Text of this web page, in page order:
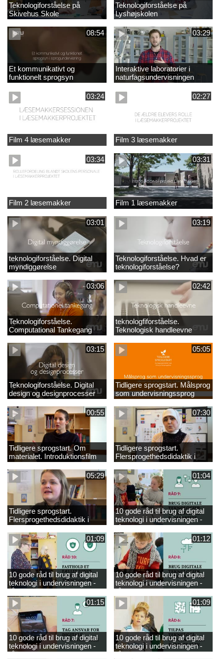
Teknologiforståelse på
Skivehus Skole
Teknologiforståelse på
Lyshøjskolen
08:54
Et kommunikativt og
funktionelt sprogsyn
03:29
Interaktive laboratorier i
naturfagsundervisningen
03:24
Film 4 læsemakker
02:27
Film 3 læsemakker
03:34
Film 2 læsemakker
03:31
Film 1 læsemakker
03:01
teknologiforståelse. Digital
myndiggørelse
03:19
Teknologiforståelse. Hvad er
teknologiforståelse?
03:06
Teknologiforståelse.
Computational Tankegang
02:42
teknologfiforståelse.
Teknologisk handleevne
03:15
Teknologiforståelse. Digital
design og designprocesser
05:05
Tidligere sprogstart. Målsprog
som undervisningssprog
00:55
Tidligere sprogstart. Om
materialet. Introduktionsfilm
07:30
Tidligere sprogstart.
Flersprogethedsdidaktik i
fransk og tysk
05:29
Tidligere sprogstart.
Flersprogethedsdidaktik i
engelsk
01:04
10 gode råd til brug af digital
teknologi i undervisningen -
råd 9
01:09
10 gode råd til brug af digital
teknologi i undervisningen -
råd 10
01:12
10 gode råd til brug af digital
teknologi i undervisningen -
råd 8
01:15
10 gode råd til brug af digital
teknologi i undervisningen -
råd 7
01:09
10 gode råd til brug af digital
teknologi i undervisningen -
råd 6